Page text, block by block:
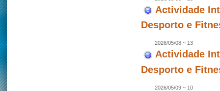
Actividade
Desporto e
2026/05/08 ~ 13
Actividade
Desporto e
2026/05/09 ~ 10